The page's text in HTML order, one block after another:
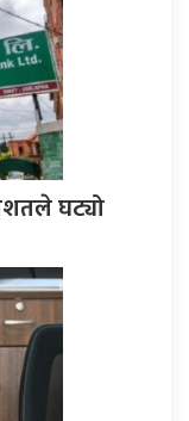
घट्यो